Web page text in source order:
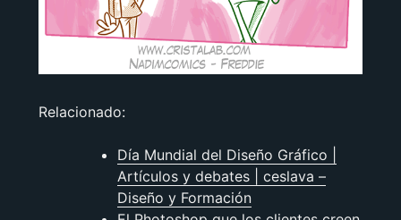
Relacionado:
Día Mundial del Diseño Gráfico |
Artículos y debates | ceslava –
Diseño y Formación